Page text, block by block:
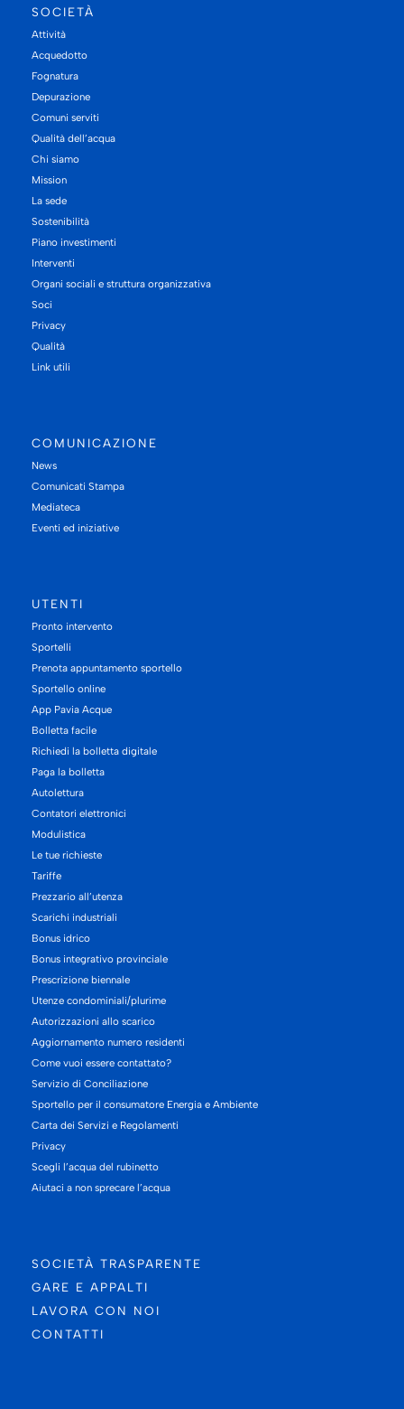
SOCIETÀ
Attività
Acquedotto
Fognatura
Depurazione
Comuni serviti
Qualità dell’acqua
Chi siamo
Mission
La sede
Sostenibilità
Piano investimenti
Interventi
Organi sociali e struttura organizzativa
Soci
Privacy
Qualità
Link utili
COMUNICAZIONE
News
Comunicati Stampa
Mediateca
Eventi ed iniziative
UTENTI
Pronto intervento
Sportelli
Prenota appuntamento sportello
Sportello online
App Pavia Acque
Bolletta facile
Richiedi la bolletta digitale
Paga la bolletta
Autolettura
Contatori elettronici
Modulistica
Le tue richieste
Tariffe
Prezzario all’utenza
Scarichi industriali
Bonus idrico
Bonus integrativo provinciale
Prescrizione biennale
Utenze condominiali/plurime
Autorizzazioni allo scarico
Aggiornamento numero residenti
Come vuoi essere contattato?
Servizio di Conciliazione
Sportello per il consumatore Energia e Ambiente
Carta dei Servizi e Regolamenti
Privacy
Scegli l’acqua del rubinetto
Aiutaci a non sprecare l’acqua
SOCIETÀ TRASPARENTE
GARE E APPALTI
LAVORA CON NOI
CONTATTI